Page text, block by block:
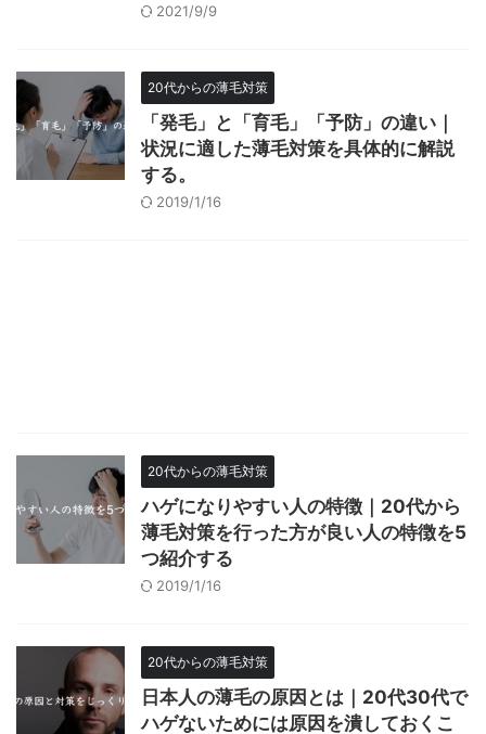
2021/9/9
20代からの薄毛対策
「発毛」と「育毛」「予防」の違い｜
状況に適した薄毛対策を具体的に解説
する。
2019/1/16
20代からの薄毛対策
ハゲになりやすい人の特徴｜20代から
薄毛対策を行った方が良い人の特徴を5
つ紹介する
2019/1/16
20代からの薄毛対策
日本人の薄毛の原因とは｜20代30代で
ハゲないためには原因を潰しておくこ